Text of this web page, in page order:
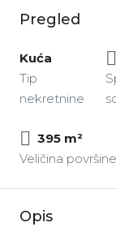
Pregled
Kuća
Tip
nekretnine
395 m²
Veličina površine
Opis